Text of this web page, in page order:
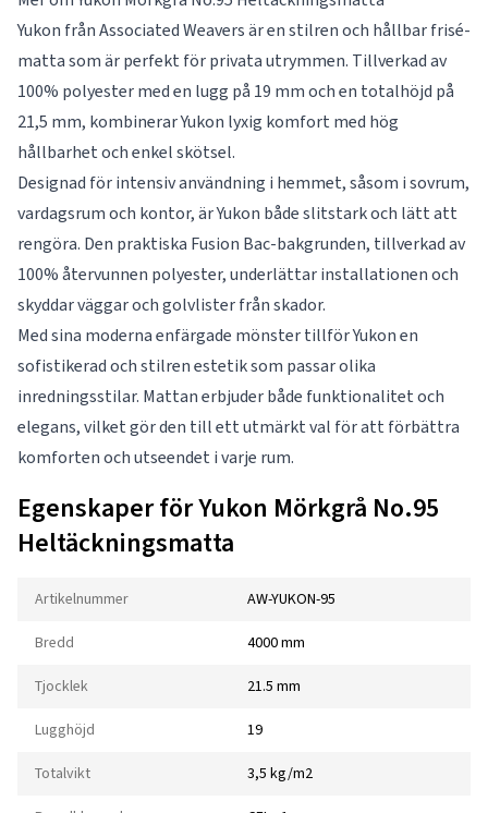
Yukon från Associated Weavers är en stilren och hållbar frisé-
matta som är perfekt för privata utrymmen. Tillverkad av
100% polyester med en lugg på 19 mm och en totalhöjd på
21,5 mm, kombinerar Yukon lyxig komfort med hög
hållbarhet och enkel skötsel.
Designad för intensiv användning i hemmet, såsom i sovrum,
vardagsrum och kontor, är Yukon både slitstark och lätt att
rengöra. Den praktiska Fusion Bac-bakgrunden, tillverkad av
100% återvunnen polyester, underlättar installationen och
skyddar väggar och golvlister från skador.
Med sina moderna enfärgade mönster tillför Yukon en
sofistikerad och stilren estetik som passar olika
inredningsstilar. Mattan erbjuder både funktionalitet och
elegans, vilket gör den till ett utmärkt val för att förbättra
komforten och utseendet i varje rum.
Egenskaper för Yukon Mörkgrå No.95
Heltäckningsmatta
Artikelnummer AW-YUKON-95
Bredd 4000 mm
Tjocklek 21.5 mm
Lugghöjd 19
Totalvikt 3,5 kg/m2